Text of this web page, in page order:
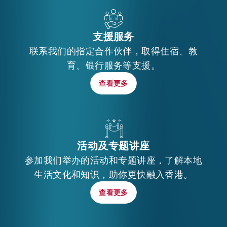
支援服务
联系我们的指定合作伙伴，取得住宿、教
育、银行服务等支援。
查看更多
查看更多
活动及专题讲座
参加我们举办的活动和专题讲座，了解本地
生活文化和知识，助你更快融入香港。
查看更多
查看更多